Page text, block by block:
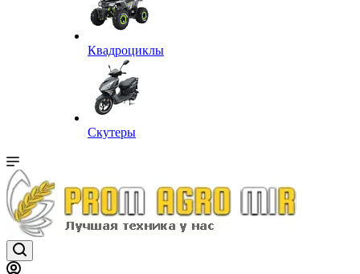
Квадроциклы
Скутеры